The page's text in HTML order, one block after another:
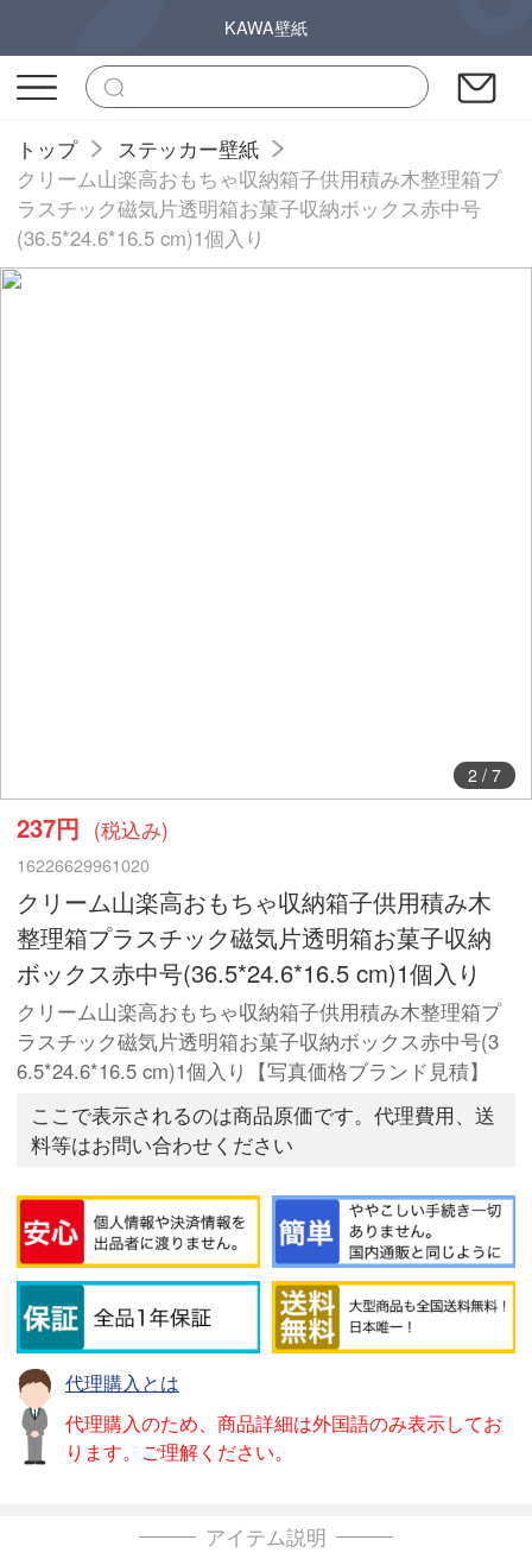
KAWA壁紙
トップ
ステッカー壁紙
クリーム山楽高おもちゃ収納箱子供用積み木整理箱プ
ラスチック磁気片透明箱お菓子収納ボックス赤中号
(36.5*24.6*16.5 cm)1個入り
2/ 7
237円 (税込み)
16226629961020
クリーム山楽高おもちゃ収納箱子供用積み木
整理箱プラスチック磁気片透明箱お菓子収納
ボックス赤中号(36.5*24.6*16.5 cm)1個入り
クリーム山楽高おもちゃ収納箱子供用積み木整理箱プ
ラスチック磁気片透明箱お菓子収納ボックス赤中号(3
6.5*24.6*16.5 cm)1個入り【写真価格ブランド見積】
ここで表示されるのは商品原価です。代理費用、送
料等はお問い合わせください
代理購入とは
代理購入のため、商品詳細は外国語のみ表示してお
ります。ご理解ください。
アイテム説明